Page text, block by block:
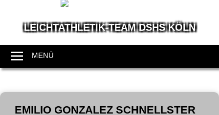
LEICHTATHLETIK-TEAM DSHS KÖLN
leben
Leichtathletik
MENÜ
Zum
InhaltEMILIO GONZALEZ SCHNELLSTER